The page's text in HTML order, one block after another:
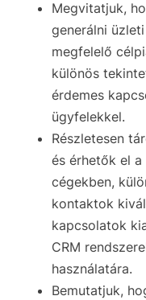
Megvitatjuk,
generálni
megfelelő
különös
érdemes
ügyfelekkel.
Részletesen
és érhetők el
cégekben,
kontaktok
kapcsolatok
CRM
használatára.
Bemutatjuk,